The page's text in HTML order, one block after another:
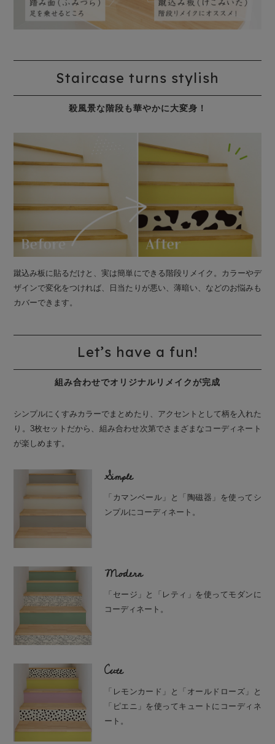
Staircase turns stylish
殺風景な階段も華やかに大変身！
蹴込み板に貼るだけと、実は簡単にできる階段リメイク。カラーやデ
ザインで変化をつければ、日当たりが悪い、薄暗い、などのお悩みも
カバーできます。
Let’s have a fun!
組み合わせでオリジナルリメイクが完成
シンプルにくすみカラーでまとめたり、アクセントとして柄を入れた
り。3枚セットだから、組み合わせ次第でさまざまなコーディネート
が楽しめます。
Simple
「カマンベール」と「陶磁器」を使ってシ
ンプルにコーディネート。
Modern
「セージ」と「レティ」を使ってモダンに
コーディネート。
Cute
「レモンカード」と「オールドローズ」と
「ピエニ」を使ってキュートにコーディネ
ート。